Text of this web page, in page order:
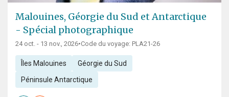
Malouines, Géorgie du Sud et Antarctique
- Spécial photographique
24 oct. - 13 nov., 2026•Code du voyage: PLA21-26
Îles Malouines Géorgie du Sud
Péninsule Antarctique